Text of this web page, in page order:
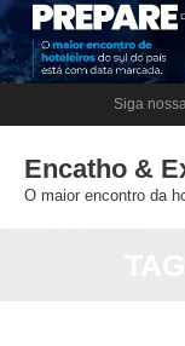
Skip
to
content
Siga
Encatho &
O maior encontro da